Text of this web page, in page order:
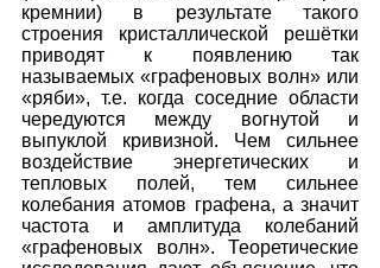
кремнии) в результате такого
строения кристаллической решётки
приводят к появлению так
называемых «графеновых волн» или
«ряби», т.е. когда соседние области
чередуются между вогнутой и
выпуклой кривизной. Чем сильнее
воздействие энергетических и
тепловых полей, тем сильнее
колебания атомов графена, а значит
частота и амплитуда колебаний
«графеновых волн». Теоретические